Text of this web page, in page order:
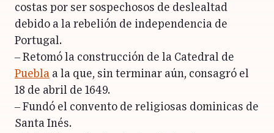
costas por ser sospechosos de deslealtad
debido a la rebelión de independencia de
Portugal.
– Retomó la construcción de la Catedral de
Puebla a la que, sin terminar aún, consagró el
18 de abril de 1649.
– Fundó el convento de religiosas dominicas de
Santa Inés.